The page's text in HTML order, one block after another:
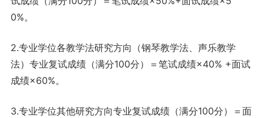
0%。
2.专业学位各教学法研究方向（钢琴教学法、声乐教学
法）专业复试成绩（满分100分）＝笔试成绩×40% +面试
成绩×60%。
3.专业学位其他研究方向专业复试成绩（满分100分）＝面